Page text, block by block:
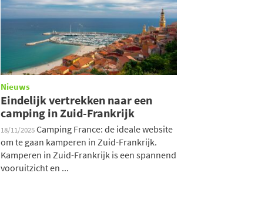
Nieuws
Eindelijk vertrekken naar een
camping in Zuid-Frankrijk
18/11/2025Camping France: de ideale website
om te gaan kamperen in Zuid-Frankrijk.
Kamperen in Zuid-Frankrijk is een spannend
vooruitzicht en ...